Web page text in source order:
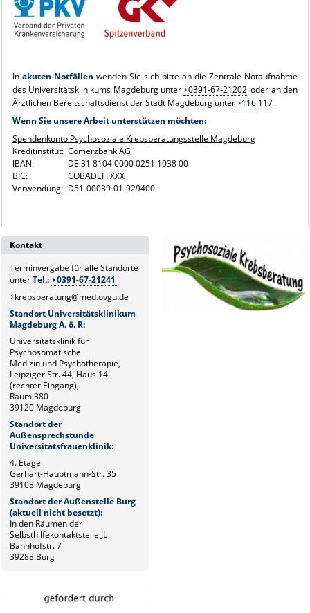
In akuten Notfällen wenden Sie sich bitte an die Zentrale Notaufnahme
des Universitätsklinikums Magdeburg unter 0391-67-21202 oder an den
Ärztlichen Bereitschaftsdienst der Stadt Magdeburg unter 116 117.
Wenn Sie unsere Arbeit unterstützen möchten:
Spendenkonto Psychosoziale Krebsberatungsstelle Magdeburg
Kreditinstitut:
IBAN:
BIC:
Verwendung:
Comerzbank AG
DE 31 8104 0000 0251 1038 00
COBADEFFXXX
D51-00039-01-929400
Kontakt
Terminvergabe für alle Standorte
unterTel.:
0391-67-21241
krebsberatung@med.ovgu.de
Standort Universitätsklinikum
Magdeburg A. ö. R:
Universitätsklinik für
Psychosomatische
Medizin und Psychotherapie,
Leipziger Str. 44, Haus 14
(rechter Eingang),
Raum 380
39120 Magdeburg
Standort der
Außensprechstunde
Universitätsfrauenklinik:
4. Etage
Gerhart-Hauptmann-Str. 35
39108 Magdeburg
Standort der Außenstelle Burg
(aktuell nicht besetzt):
In den Räumen der
Selbsthilfekontaktstelle JL
Bahnhofstr. 7
39288 Burg